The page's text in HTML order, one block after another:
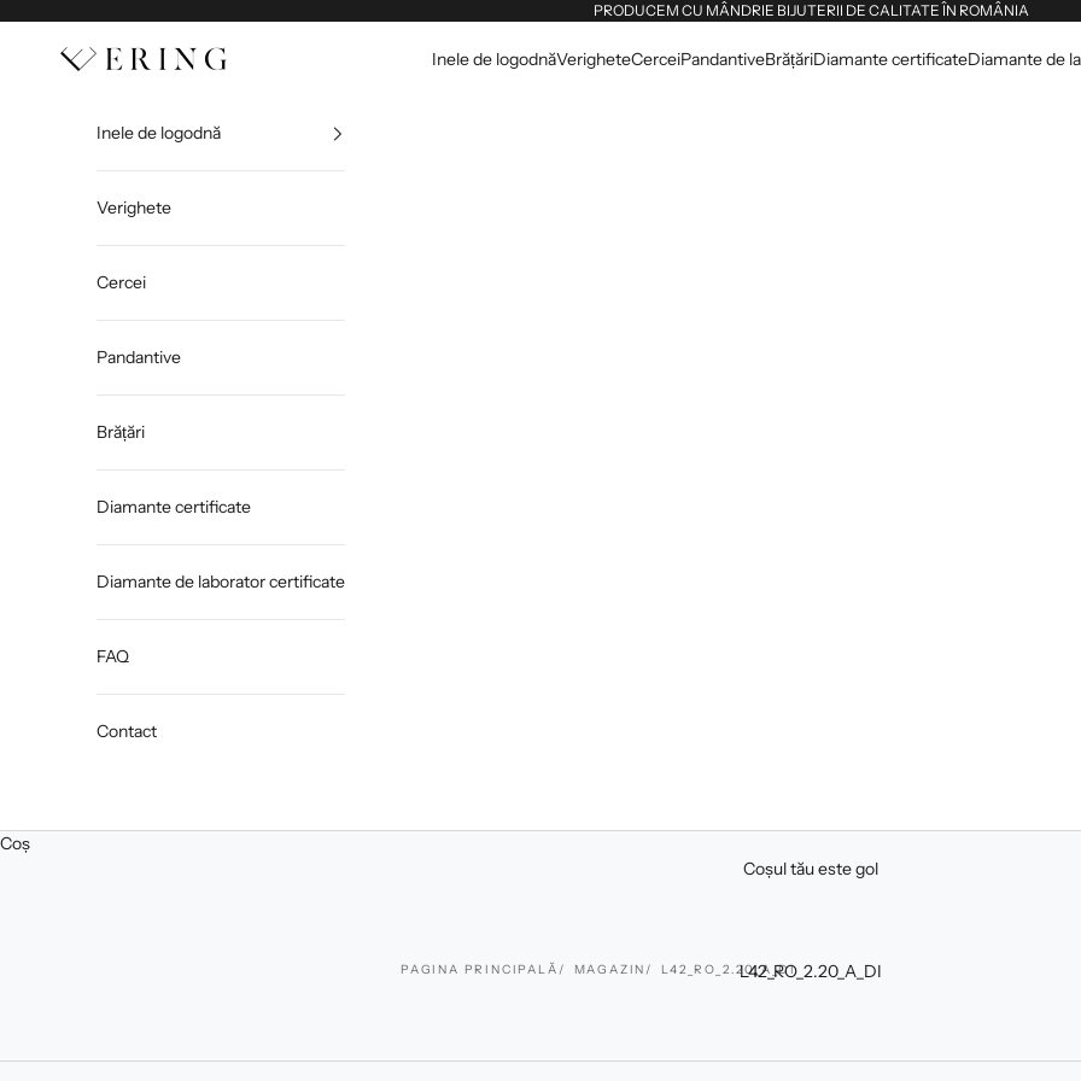
PRODUCEM CU MÂNDRIE BIJUTERII DE CALITATE ÎN ROMÂNIA
Ering Inele de logodnăVerigheteCerceiPandantiveBrățăriDiamante certificateDiamante de
Inele de logodnă
Verighete
Cercei
Pandantive
Brățări
Diamante certificate
Diamante de laborator certificate
FAQ
Contact
Coș
Coșul tău este gol
PAGINA PRINCIPALĂ MAGAZIN L42_RO_2.20_A_DIL42_RO_2.20_A_DI